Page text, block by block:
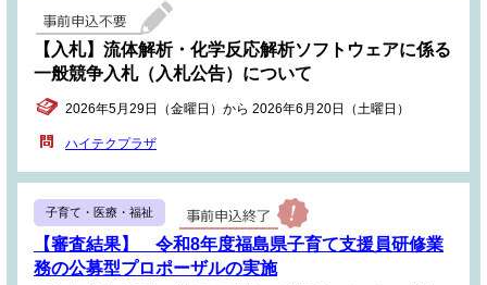
【入札】流体解析・化学反応解析ソフトウェアに係る
一般競争入札（入札公告）について
2026年5月29日（金曜日）から 2026年6月20日（土曜日）
ハイテクプラザ
子育て・医療・福祉
【審査結果】 令和8年度福島県子育て支援員研修業
務の公募型プロポーザルの実施